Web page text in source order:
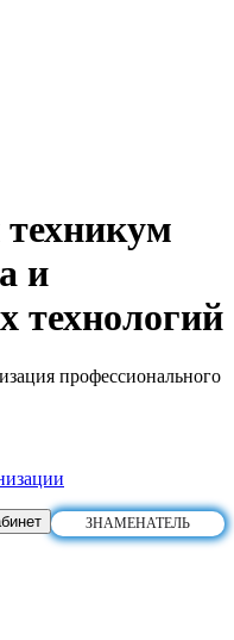
и
технологий
профессионального
ЗНАМЕНАТЕЛЬ